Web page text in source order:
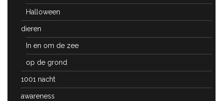
Halloween
dieren
In en om de zee
op de grond
1001 nacht
awareness